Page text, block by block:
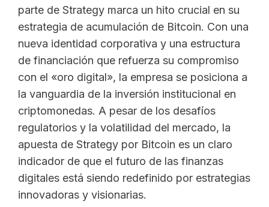
parte de Strategy marca un hito crucial en su
estrategia de acumulación de Bitcoin. Con una
nueva identidad corporativa y una estructura
de financiación que refuerza su compromiso
con el «oro digital», la empresa se posiciona a
la vanguardia de la inversión institucional en
criptomonedas. A pesar de los desafíos
regulatorios y la volatilidad del mercado, la
apuesta de Strategy por Bitcoin es un claro
indicador de que el futuro de las finanzas
digitales está siendo redefinido por estrategias
innovadoras y visionarias.